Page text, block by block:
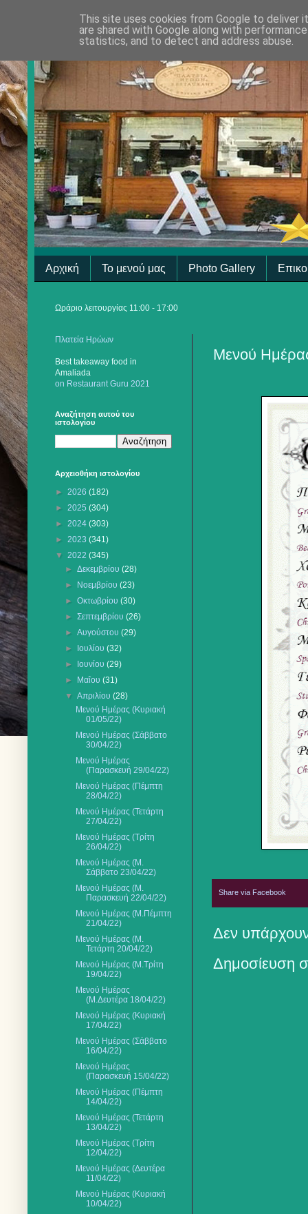
Αρχική Το μενού μας Photo Gallery
Ωράριο λειτουργίας 11:00 - 17:00
Μενού
Share via Facebook
Δεν
Δημοσίευση
Πλατεία Ηρώων
Best takeaway food in
Amaliada
on Restaurant Guru 2021
Αναζήτηση αυτού του
ιστολογίου
Αρχειοθήκη ιστολογίου
► 2026 (182)
► 2025 (304)
► 2024 (303)
► 2023 (341)
▼ 2022 (345)
►Δεκεμβρίου(28)
►
Νοεμβρίου(23)
►Οκτωβρίου(30)
►Σεπτεμβρίου(26)
►Αυγούστου(29)
►
Ιουλίου(32)
►
Ιουνίου(29)
►
Μαΐου(31)
▼Απριλίου(28)
Μενού Ημέρας (Κυριακή
01/05/22)
Μενού Ημέρας (Σάββατο
30/04/22)
Μενού Ημέρας
(Παρασκευή 29/04/22)
Μενού Ημέρας (Πέμπτη
28/04/22)
Μενού Ημέρας (Τετάρτη
27/04/22)
Μενού Ημέρας (Τρίτη
26/04/22)
Μενού Ημέρας (Μ.
Σάββατο 23/04/22)
Μενού Ημέρας (Μ.
Παρασκευή 22/04/22)
Μενού Ημέρας (Μ.Πέμπτη
21/04/22)
Μενού Ημέρας (Μ.
Τετάρτη 20/04/22)
Μενού Ημέρας (Μ.Τρίτη
19/04/22)
Μενού Ημέρας
(Μ.Δευτέρα 18/04/22)
Μενού Ημέρας (Κυριακή
17/04/22)
Μενού Ημέρας (Σάββατο
16/04/22)
Μενού Ημέρας
(Παρασκευή 15/04/22)
Μενού Ημέρας (Πέμπτη
14/04/22)
Μενού Ημέρας (Τετάρτη
13/04/22)
Μενού Ημέρας (Τρίτη
12/04/22)
Μενού Ημέρας (Δευτέρα
11/04/22)
Μενού Ημέρας (Κυριακή
10/04/22)
This site uses cookies from Google to deliver
are shared with Google along with
statistics, and to detect and address abuse.